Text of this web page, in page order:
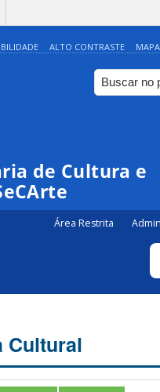
ALTO CONTRASTE
de Cultura e
Área Restrita
Cultural